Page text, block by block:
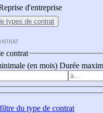
d'entreprise
types de contrat
contrat
(en mois) Durée
du type de contrat